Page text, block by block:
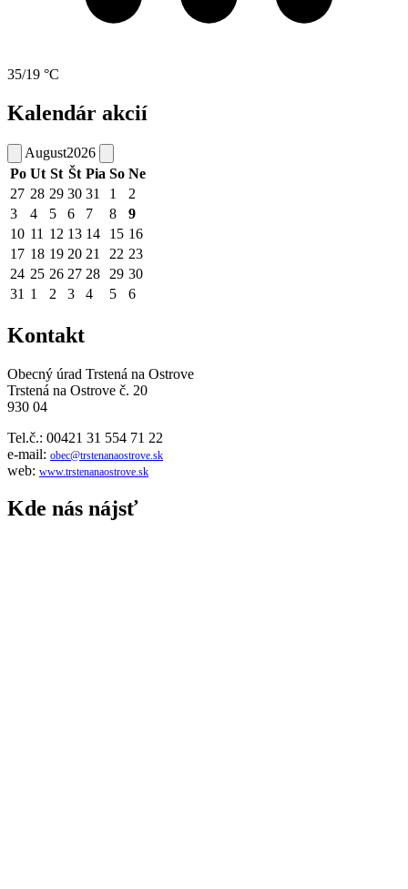
35/19 °C
Kalendár akcií
August2026
Po Ut St Št Pia So Ne
27 28 29 30 31 1
2
3
4 5 6 7 8
9
10 11 12 13 14 15 16
17 18 19 20 21 22 23
24 25 26 27 28 29 30
31 1 2 3 4 5 6
Kontakt
Obecný úrad Trstená na Ostrove
Trstená na Ostrove č. 20
930 04
Tel.č.: 00421 31 554 71 22
e-mail: obec@trstenanaostrove.sk
web: www.trstenanaostrove.sk
Kde nás nájsť